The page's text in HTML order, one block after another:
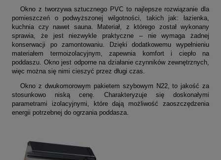
Okno z tworzywa sztucznego PVC to najlepsze rozwiązanie dla
pomieszczeń o podwyższonej wilgotności, takich jak: łazienka,
kuchnia czy nawet sauna. Materiał, z którego został wykonany
sprawia, że jest niezwykle praktyczne – nie wymaga żadnej
konserwacji po zamontowaniu. Dzięki dodatkowemu wypełnieniu
materiałem termoizolacyjnym , zapewnia komfort i ciepło na
poddaszu. Okno jest odporne na działanie czynników zewnętrznych,
więc można się nimi cieszyć przez długi czas.
Okno z dwukomorowym pakietem szybowym N22, to jakość za
stosunkowo niską cenę. Charakteryzuje się doskonałymi
parametrami izolacyjnymi, które dają możliwość zaoszczędzenia
energii potrzebnej do ogrzania poddasza.